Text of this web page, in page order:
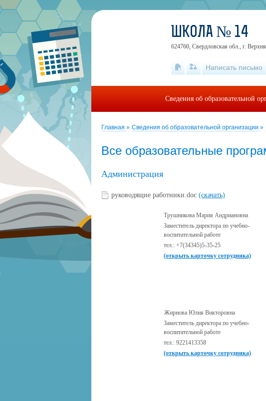
Главная » Сведения об образовательной организации »
Все образовательные
Администрация
руководящие работники.doc (скачать)
Трушникова Мария Андриановна
Заместитель директора по учебно-
воспитательной работе
тел.: +7(34345)5-35-25
(открыть карточку сотрудника)
Жирнова Юлия Викторовна
Заместитель директора по учебно-
воспитательной работе
тел.: 9221413358
(открыть карточку сотрудника)
ШКОЛА № 14
624760, Свердловская обл., г.
Написать письмо
Сведения об образовательной